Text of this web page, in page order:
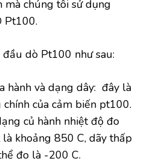
mà chúng tôi sử dụng
Pt100.
dò Pt100 như sau:
hành và dạng dây: đây là
chính của cảm biến pt100.
củ hành nhiệt độ đo
là khoảng 850 C, dãy thấp
đo là -200 C.